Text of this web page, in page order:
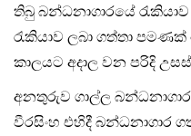
තිබු බන්ධනාගා⁣රයේ
රැකියාව ලබා ගත්තා
කාලයට අදාල වන පරිදි
අනතුරුව ගාල්ල
වීරසිංහ එහිදී බන්ධනාගාර